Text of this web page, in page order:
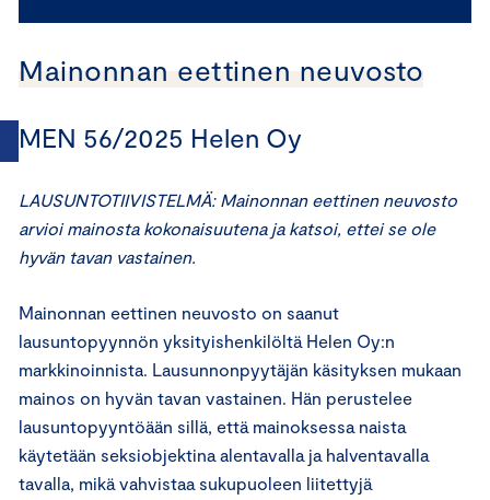
Mainonnan eettinen neuvosto
MEN 56/2025 Helen Oy
LAUSUNTOTIIVISTELMÄ: Mainonnan eettinen neuvosto
arvioi mainosta kokonaisuutena ja katsoi, ettei se ole
hyvän tavan vastainen.
Mainonnan eettinen neuvosto on saanut
lausuntopyynnön yksityishenkilöltä Helen Oy:n
markkinoinnista. Lausunnonpyytäjän käsityksen mukaan
mainos on hyvän tavan vastainen. Hän perustelee
lausuntopyyntöään sillä, että mainoksessa naista
käytetään seksiobjektina alentavalla ja halventavalla
tavalla, mikä vahvistaa sukupuoleen liitettyjä